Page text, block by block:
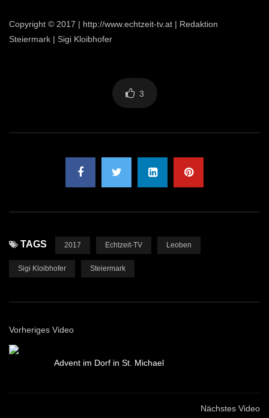
Copyright © 2017 | http://www.echtzeit-tv.at | Redaktion
Steiermark | Sigi Kloibhofer
3
TAGS 2017 Echtzeit-TV Leoben
Sigi Kloibhofer Steiermark
Vorheriges Video
Advent im Dorf in St. Michael
Nächstes Video